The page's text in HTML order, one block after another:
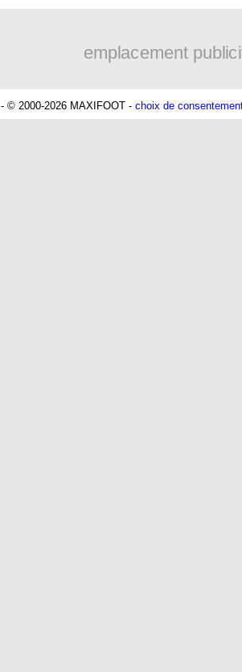
emplacement
- © 2000-2026 MAXIFOOT - choix de